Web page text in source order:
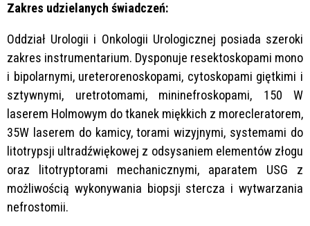
Zakres udzielanych świadczeń:
Oddział Urologii i Onkologii Urologicznej posiada szeroki
zakres instrumentarium. Dysponuje resektoskopami mono
i bipolarnymi, ureterorenoskopami, cytoskopami giętkimi i
sztywnymi, uretrotomami, mininefroskopami, 150 W
laserem Holmowym do tkanek miękkich z morecleratorem,
35W laserem do kamicy, torami wizyjnymi, systemami do
litotrypsji ultradźwiękowej z odsysaniem elementów złogu
oraz litotryptorami mechanicznymi, aparatem USG z
możliwością wykonywania biopsji stercza i wytwarzania
nefrostomii.